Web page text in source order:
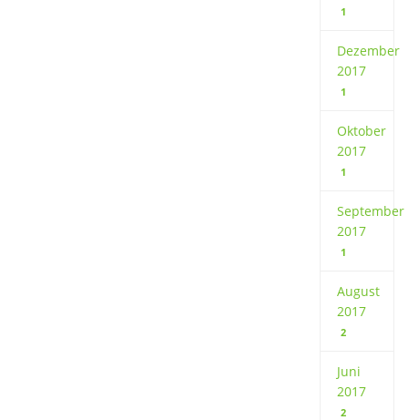
1
Dezember
2017
1
Oktober
2017
1
September
2017
1
August
2017
2
Juni
2017
2